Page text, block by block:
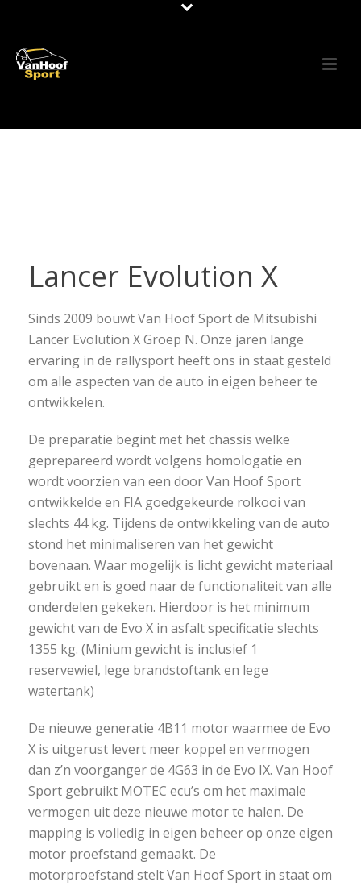
Lancer Evolution X
Sinds 2009 bouwt Van Hoof Sport de Mitsubishi
Lancer Evolution X Groep N. Onze jaren lange
ervaring in de rallysport heeft ons in staat gesteld
om alle aspecten van de auto in eigen beheer te
ontwikkelen.
De preparatie begint met het chassis welke
geprepareerd wordt volgens homologatie en
wordt voorzien van een door Van Hoof Sport
ontwikkelde en FIA goedgekeurde rolkooi van
slechts 44 kg. Tijdens de ontwikkeling van de auto
stond het minimaliseren van het gewicht
bovenaan. Waar mogelijk is licht gewicht materiaal
gebruikt en is goed naar de functionaliteit van alle
onderdelen gekeken. Hierdoor is het minimum
gewicht van de Evo X in asfalt specificatie slechts
1355 kg. (Minium gewicht is inclusief 1
reservewiel, lege brandstoftank en lege
watertank)
De nieuwe generatie 4B11 motor waarmee de Evo
X is uitgerust levert meer koppel en vermogen
dan z’n voorganger de 4G63 in de Evo IX. Van Hoof
Sport gebruikt MOTEC ecu’s om het maximale
vermogen uit deze nieuwe motor te halen. De
mapping is volledig in eigen beheer op onze eigen
motor proefstand gemaakt. De
motorproefstand stelt Van Hoof Sport in staat om